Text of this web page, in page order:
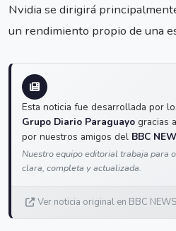
Nvidia se dirigirá
un rendimiento propio de una
Esta noticia fue desarrollada por
Grupo Diario Paraguayo gracias
por nuestros amigos del BBC
Nuestro equipo editorial trabaja para
clara, completa y actualizada.
Ver noticia original en BBC NEWS